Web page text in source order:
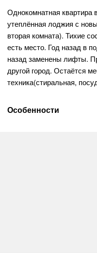
Однокомнатная квартира
утеплённая лоджия с
вторая комната). Тихие
есть место. Год назад в
назад заменены лифты.
другой город. Остаётся
техника(стиральная,
Особенности